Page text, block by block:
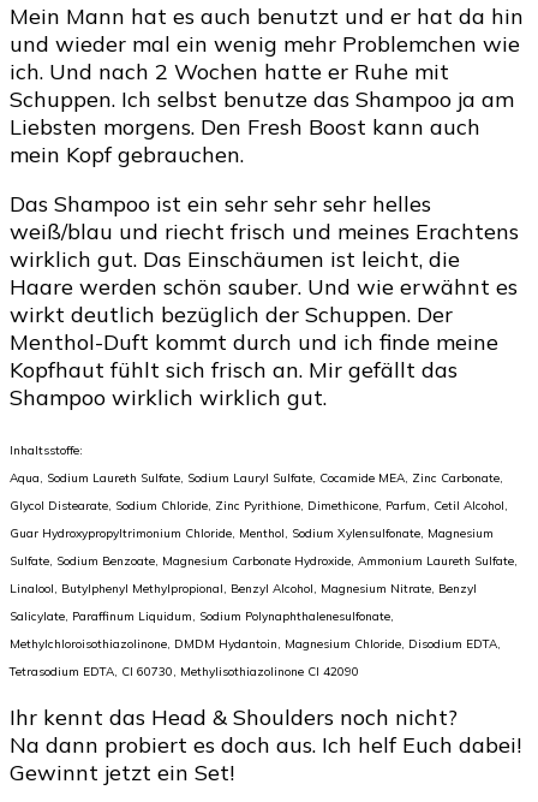
Mein Mann hat es auch benutzt und er hat da hin
und wieder mal ein wenig mehr Problemchen wie
ich. Und nach 2 Wochen hatte er Ruhe mit
Schuppen. Ich selbst benutze das Shampoo ja am
Liebsten morgens. Den Fresh Boost kann auch
mein Kopf gebrauchen.
Das Shampoo ist ein sehr sehr sehr helles
weiß/blau und riecht frisch und meines Erachtens
wirklich gut. Das Einschäumen ist leicht, die
Haare werden schön sauber. Und wie erwähnt es
wirkt deutlich bezüglich der Schuppen. Der
Menthol-Duft kommt durch und ich finde meine
Kopfhaut fühlt sich frisch an. Mir gefällt das
Shampoo wirklich wirklich gut.
Inhaltsstoffe:
Aqua, Sodium Laureth Sulfate, Sodium Lauryl Sulfate, Cocamide MEA, Zinc Carbonate,
Glycol Distearate, Sodium Chloride, Zinc Pyrithione, Dimethicone, Parfum, Cetil Alcohol,
Guar Hydroxypropyltrimonium Chloride, Menthol, Sodium Xylensulfonate, Magnesium
Sulfate, Sodium Benzoate, Magnesium Carbonate Hydroxide, Ammonium Laureth Sulfate,
Linalool, Butylphenyl Methylpropional, Benzyl Alcohol, Magnesium Nitrate, Benzyl
Salicylate, Paraffinum Liquidum, Sodium Polynaphthalenesulfonate,
Methylchloroisothiazolinone, DMDM Hydantoin, Magnesium Chloride, Disodium EDTA,
Tetrasodium EDTA, CI 60730, Methylisothiazolinone CI 42090
Ihr kennt das Head & Shoulders noch nicht?
Na dann probiert es doch aus. Ich helf Euch dabei!
Gewinnt jetzt ein Set!